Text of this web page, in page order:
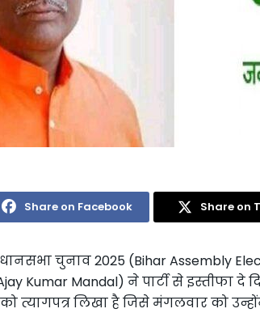
Share on Facebook Share on
चुनाव 2025 (Bihar Assembly
Kumar Mandal) ने पार्टी से इस्तीफा दे
को त्यागपत्र लिखा है जिसे मंगलवार को